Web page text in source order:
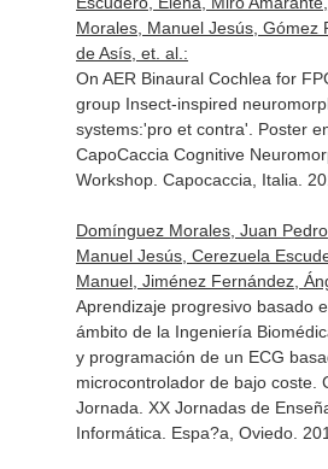
Morales, Manuel Jesús, Gómez
de Asís, et. al.:
On AER Binaural Cochlea for
group Insect-inspired
systems:'pro et contra'. Poster
CapoCaccia Cognitive
Workshop. Capocaccia, Italia.
Domínguez Morales, Juan
Manuel Jesús, Cerezuela
Manuel, Jiménez Fernández,
Aprendizaje progresivo basado
ámbito de la Ingeniería
y programación de un ECG
microcontrolador de bajo coste.
Jornada. XX Jornadas de
Informática. Espa?a, Oviedo.